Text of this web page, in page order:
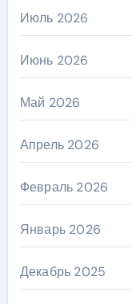
Июль 2026
Июнь 2026
Май 2026
Апрель 2026
Февраль 2026
Январь 2026
Декабрь 2025